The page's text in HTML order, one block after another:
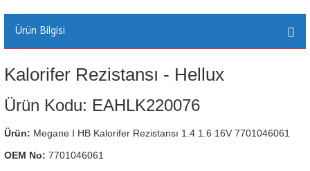
Ürün Bilgisi
Kalorifer Rezistansı - Hellux
Ürün Kodu: EAHLK220076
Ürün: Megane I HB Kalorifer Rezistansı 1.4 1.6 16V 7701046061
OEM No: 7701046061